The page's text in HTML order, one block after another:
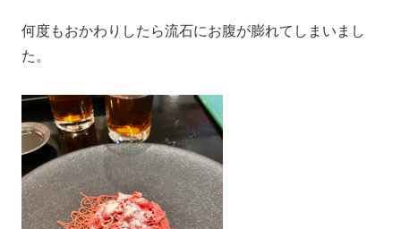
何度もおかわりしたら流石にお腹が膨れてしまいまし
た。